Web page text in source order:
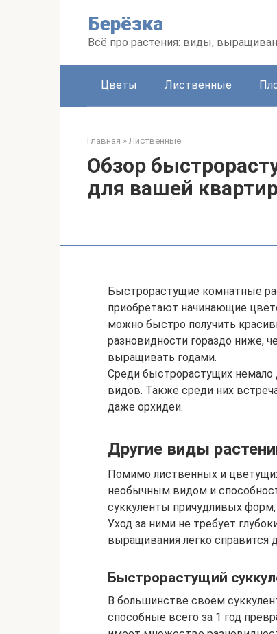
Берёзка
Всё про растения: виды,
Цветы Лиственные
Главная » Лиственные
Обзор
для вашей
Быстрорастущие комнатные
приобретают начинающие
можно быстро получить
разновидности гораздо ниже,
выращивать годами.
Среди быстрорастущих
видов. Также среди них
даже орхидеи.
Другие виды
Помимо лиственных и
необычным видом и
суккуленты причудливых
Уход за ними не требует
выращивания легко
Быстрорастущий
В большинстве своем
способные всего за 1 год